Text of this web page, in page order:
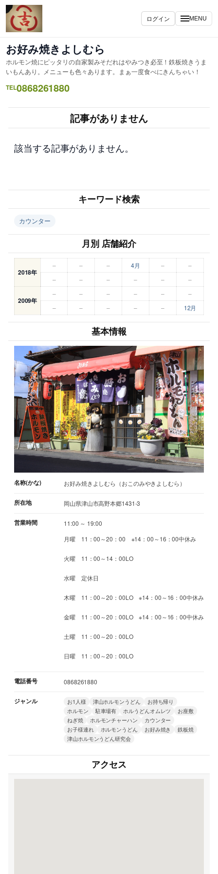
内
容
を
キ
ッ
プ
ログイン MENU
お好み焼きよしむら
ホルモン焼にピッタリの自家製みそだれはやみつき必至！鉄板焼きうま
いもんあり。メニューも色々あります。まぁ一度食べにきんちゃい！
TEL0868261880
記事がありません
該当する記事がありません。
キーワード検索
カウンター
月別 店舗紹介
2018年
– – – 4月 –
–
–
– – – – –
2009年
– – – – –
–
–
– – – – 12月
基本情報
名称(かな) お好み焼きよしむら（おこのみやきよしむら）
所在地 岡山県津山市高野本郷1431-3
営業時間
11:00 ～ 19:00
月曜 11：00～20：00 ※14：00～16：00中休み
火曜 11：00～14：00LO
水曜 定休日
木曜 11：00～20：00LO ※14：00～16：00中休み
金曜 11：00～20：00LO ※14：00～16：00中休み
土曜 11：00～20：00LO
日曜 11：00～20：00LO
電話番号 0868261880
ジャンル お1人様 津山ホルモンうどん
お持ち帰り
ホルモン
駐車場有 ホルうどんオムレツ
お座敷
ねぎ焼
ホルモンチャーハン
カウンター
お子様連れ
ホルモンうどん お好み焼き
鉄板焼
津山ホルモンうどん研究会
アクセス